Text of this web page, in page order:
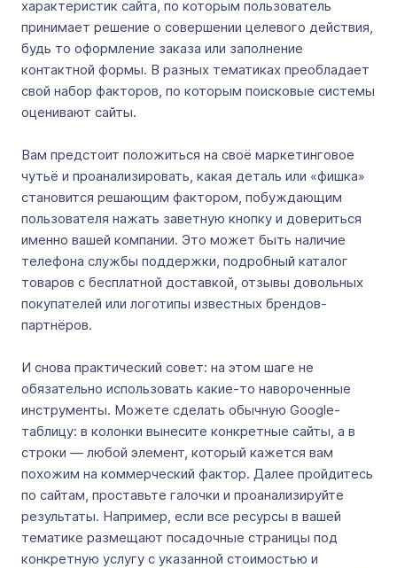
характеристик сайта, по которым пользователь
принимает решение о совершении целевого действия,
будь то оформление заказа или заполнение
контактной формы. В разных тематиках преобладает
свой набор факторов, по которым поисковые системы
оценивают сайты.
Вам предстоит положиться на своё маркетинговое
чутьё и проанализировать, какая деталь или «фишка»
становится решающим фактором, побуждающим
пользователя нажать заветную кнопку и довериться
именно вашей компании. Это может быть наличие
телефона службы поддержки, подробный каталог
товаров с бесплатной доставкой, отзывы довольных
покупателей или логотипы известных брендов-
партнёров.
И снова практический совет: на этом шаге не
обязательно использовать какие-то навороченные
инструменты. Можете сделать обычную Google-
таблицу: в колонки вынесите конкретные сайты, а в
строки — любой элемент, который кажется вам
похожим на коммерческий фактор. Далее пройдитесь
по сайтам, проставьте галочки и проанализируйте
результаты. Например, если все ресурсы в вашей
тематике размещают посадочные страницы под
конкретную услугу с указанной стоимостью и